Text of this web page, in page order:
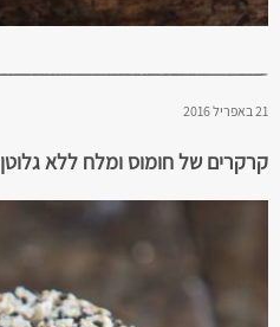
21 באפריל 2016
קרקרים של חומוס ומלח ללא גלוטן